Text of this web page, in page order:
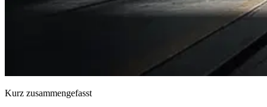
Kurz zusammengefasst